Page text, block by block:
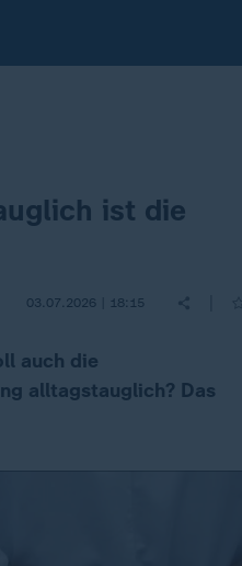
ist die
03.07.2026 | 18:15
auch die
alltagstauglich? Das